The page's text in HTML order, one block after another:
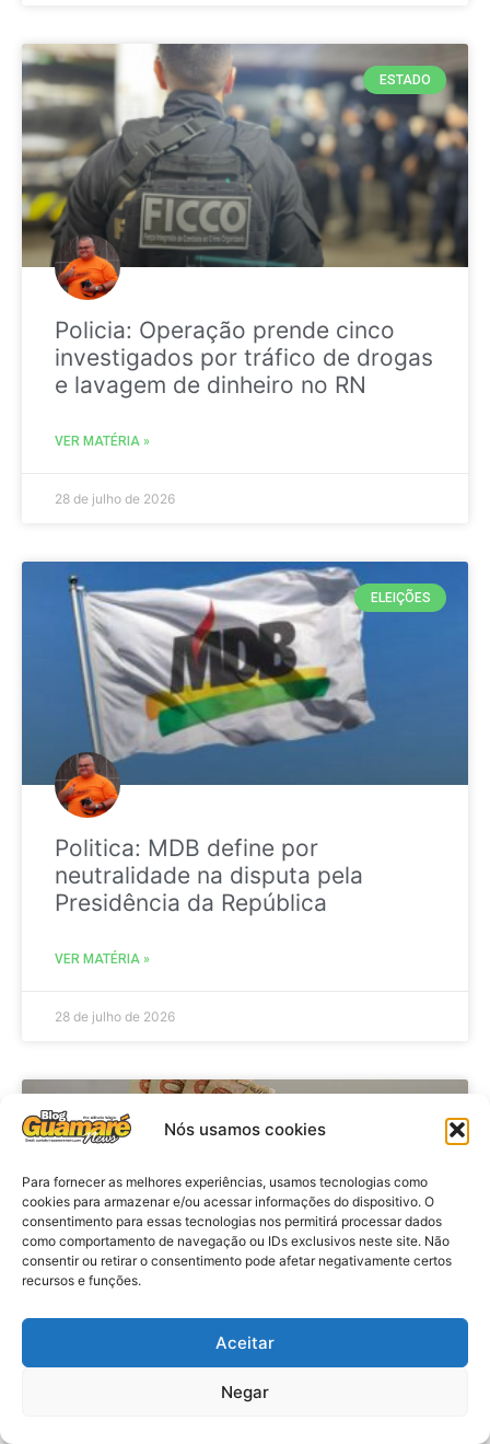
Nós usamos cookies
Para fornecer as melhores experiências, usamos tecnologias como
cookies para armazenar e/ou acessar informações do dispositivo. O
consentimento para essas tecnologias nos permitirá processar dados
como comportamento de navegação ou IDs exclusivos neste site. Não
consentir ou retirar o consentimento pode afetar negativamente certos
recursos e funções.
Aceitar
Negar
ESTADO
Policia: Operação prende cinco
investigados por tráfico de drogas
e lavagem de dinheiro no RN
VER MATÉRIA »
28 de julho de 2026
ELEIÇÕES
Politica: MDB define por
neutralidade na disputa pela
Presidência da República
VER MATÉRIA »
28 de julho de 2026
Economia: Beneficiários com NIS
de final 7 recebem Bolsa Família